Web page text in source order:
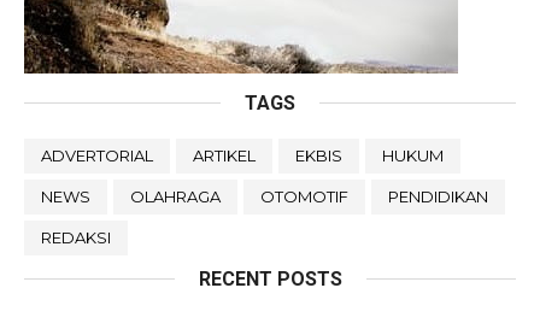
TAGS
ADVERTORIAL ARTIKEL EKBIS HUKUM
NEWS OLAHRAGA OTOMOTIF PENDIDIKAN
REDAKSI
RECENT POSTS